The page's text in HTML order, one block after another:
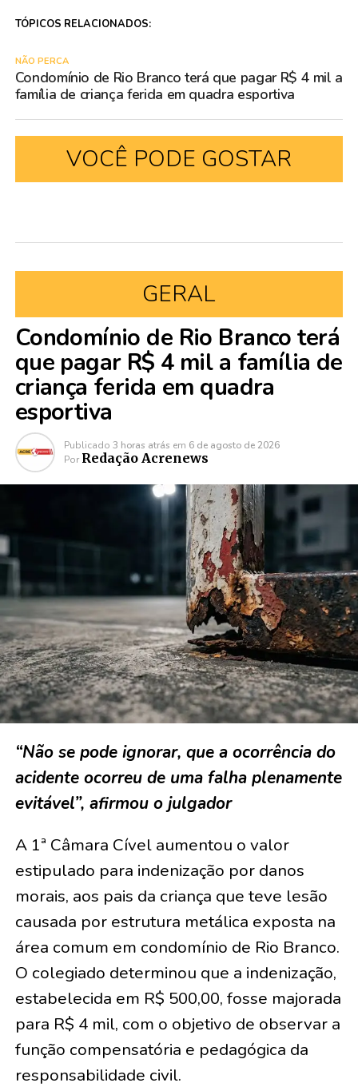
TÓPICOS RELACIONADOS:
NÃO PERCA
Condomínio de Rio Branco terá que pagar R$ 4 mil a
família de criança ferida em quadra esportiva
VOCÊ PODE GOSTAR
GERAL
Condomínio de Rio Branco terá
que pagar R$ 4 mil a família de
criança ferida em quadra
esportiva
Publicado 3 horas atrás em 6 de agosto de 2026
Por Redação Acrenews
“Não se pode ignorar, que a ocorrência do
acidente ocorreu de uma falha plenamente
evitável”, afirmou o julgador
A 1ª Câmara Cível aumentou o valor
estipulado para indenização por danos
morais, aos pais da criança que teve lesão
causada por estrutura metálica exposta na
área comum em condomínio de Rio Branco.
O colegiado determinou que a indenização,
estabelecida em R$ 500,00, fosse majorada
para R$ 4 mil, com o objetivo de observar a
função compensatória e pedagógica da
responsabilidade civil.